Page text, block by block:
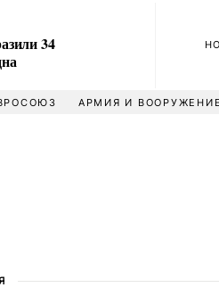
34
АРМИЯ И ВООРУЖЕНИЕ